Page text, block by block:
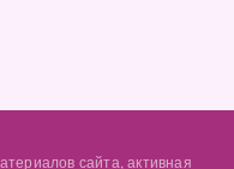
сайта, активная